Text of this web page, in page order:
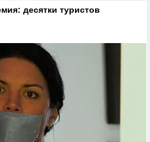
десятки туристов